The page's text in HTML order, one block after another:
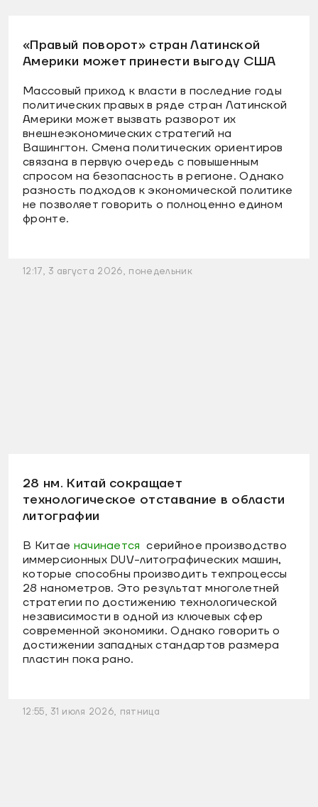
«Правый поворот» стран Латинской
Америки может принести выгоду США
Массовый приход к власти в последние годы
политических правых в ряде стран Латинской
Америки может вызвать разворот их
внешнеэкономических стратегий на
Вашингтон. Смена политических ориентиров
связана в первую очередь с повышенным
спросом на безопасность в регионе. Однако
разность подходов к экономической политике
не позволяет говорить о полноценно едином
фронте.
12:17, 3 августа 2026, понедельник
28 нм. Китай сокращает
технологическое отставание в области
литографии
В Китае начинается серийное производство
иммерсионных DUV-литографических машин,
которые способны производить техпроцессы
28 нанометров. Это результат многолетней
стратегии по достижению технологической
независимости в одной из ключевых сфер
современной экономики. Однако говорить о
достижении западных стандартов размера
пластин пока рано.
12:55, 31 июля 2026, пятница